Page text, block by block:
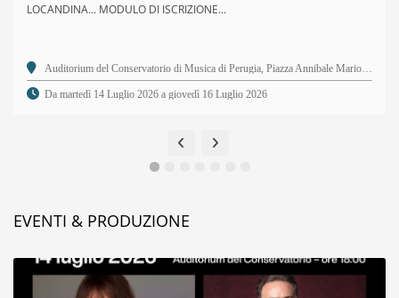
LOCANDINA... MODULO DI ISCRIZIONE...
Auditorium del Conservatorio di Musica di Perugia, Piazza Annibale Mariotti, 2 - 06123 Perugia PG
Da martedì 14 Luglio 2026 a giovedì 16 Luglio 2026
EVENTI & PRODUZIONE